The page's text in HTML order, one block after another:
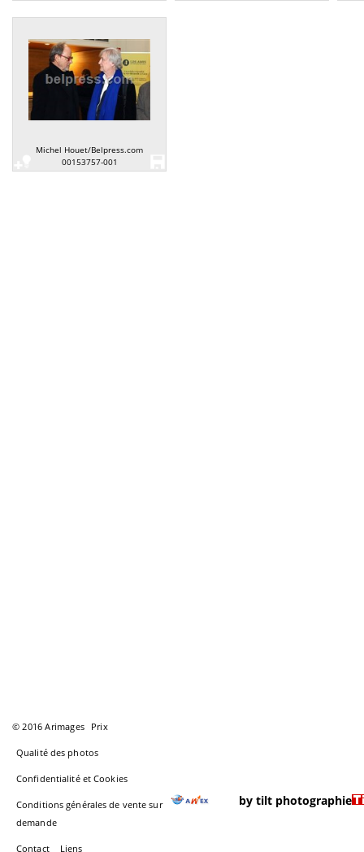
Michel Houet/Belpress.com
00153757-001
© 2016 Arimages Prix
Qualité des photos
Confidentialité et Cookies
Conditions générales de vente sur
demande
Contact Liens
by tilt photographie